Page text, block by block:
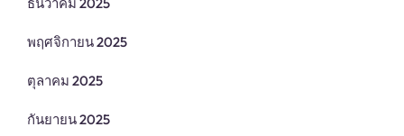
พฤศจิกายน 2025
ตุลาคม 2025
กันยายน 2025